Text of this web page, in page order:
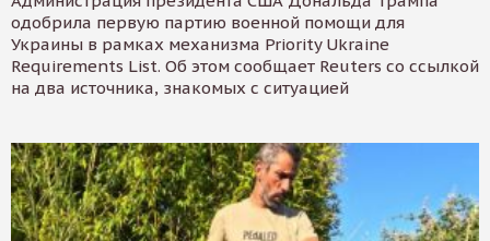
одобрила первую партию военной помощи для
Украины в рамках механизма Priority Ukraine
Requirements List. Об этом сообщает Reuters со ссылкой
на два источника, знакомых с ситуацией